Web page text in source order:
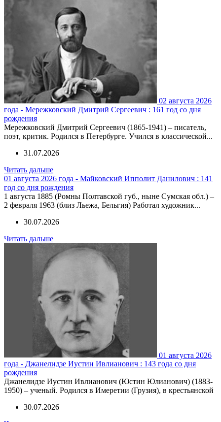
02 августа 2026
года - Мережковский Дмитрий Сергеевич : 161 год со дня
рождения
Мережковский Дмитрий Сергеевич (1865-1941) – писатель,
поэт, критик. Родился в Петербурге. Учился в классической...
31.07.2026
Читать дальше
01 августа 2026 года - Майковский Ипполит Данилович : 141
год со дня рождения
1 августа 1885 (Ромны Полтавской губ., ныне Сумская обл.) –
2 февраля 1963 (близ Льежа, Бельгия) Работал художник...
30.07.2026
Читать дальше
01 августа 2026
года - Джанелидзе Иустин Ивлианович : 143 года со дня
рождения
Джанелидзе Иустин Ивлианович (Юстин Юлианович) (1883-
1950) – ученый. Родился в Имеретии (Грузия), в крестьянской
30.07.2026